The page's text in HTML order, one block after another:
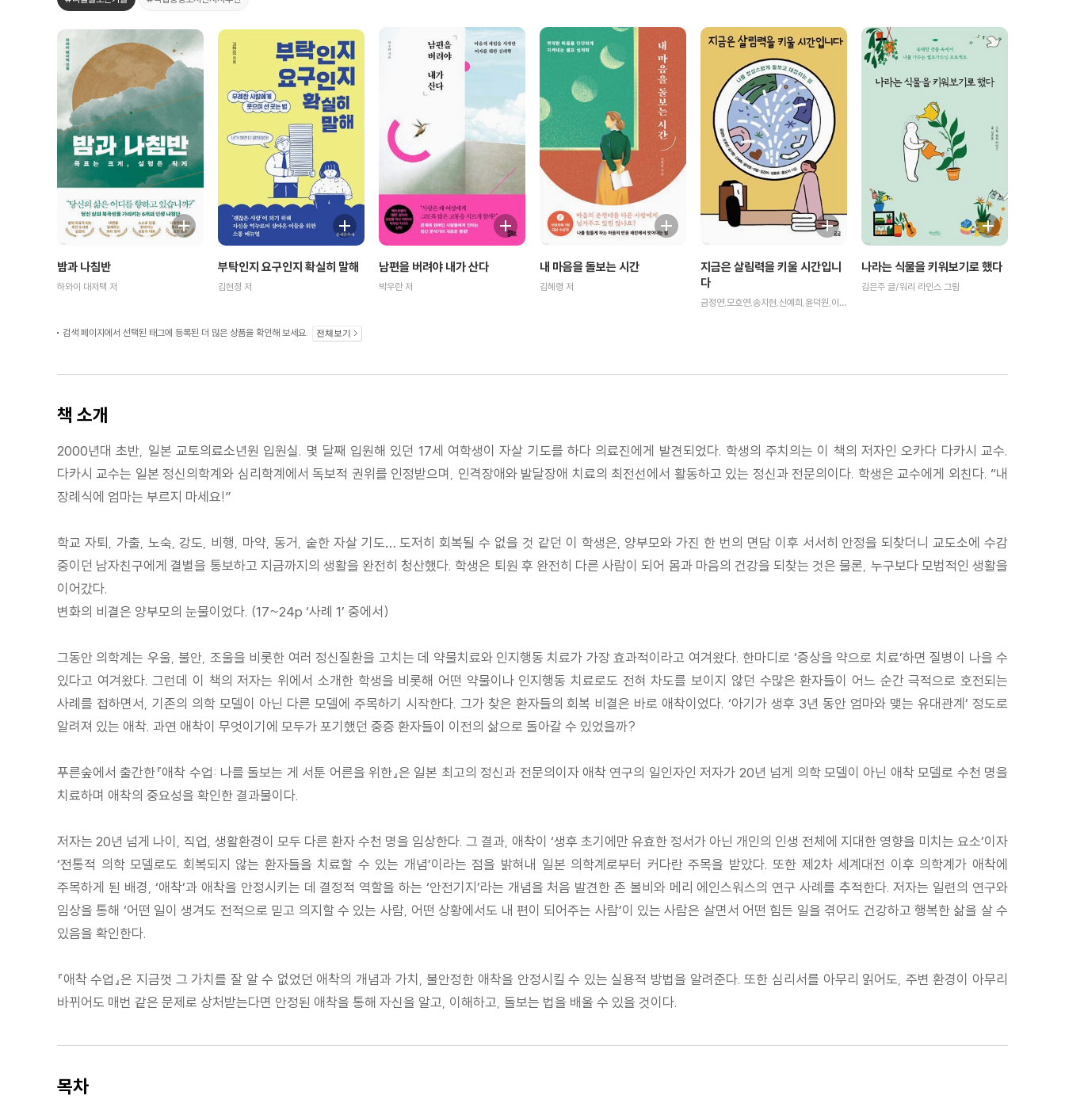
밤과 나침반
하와이 대저택 저
부탁인지 요구인지 확실히 말해
김현정 저
남편을 버려야 내가 산다
박우란 저
내 마음을 돌보는 시간
김혜령 저
지금은 살림력을 키울 시간입니
다
금정연,모호연,송지현,신예희,윤덕원,이랑,임진아,정용준,홍상지 공저
나라는 식물을 키워보기로 했다
김은주 글/워리 라인스 그림
검색 페이지에서 선택된 태그에 등록된 더 많은 상품을 확인해 보세요. 전체보기
책 소개
2000년대 초반, 일본 교토의료소년원 입원실. 몇 달째 입원해 있던 17세 여학생이 자살 기도를 하다 의료진에게 발견되었다. 학생의 주치의는 이 책의 저자인 오카다 다카시 교수.
다카시 교수는 일본 정신의학계와 심리학계에서 독보적 권위를 인정받으며, 인격장애와 발달장애 치료의 최전선에서 활동하고 있는 정신과 전문의이다. 학생은 교수에게 외친다. “내
장례식에 엄마는 부르지 마세요!”
학교 자퇴, 가출, 노숙, 강도, 비행, 마약, 동거, 숱한 자살 기도… 도저히 회복될 수 없을 것 같던 이 학생은, 양부모와 가진 한 번의 면담 이후 서서히 안정을 되찾더니 교도소에 수감
중이던 남자친구에게 결별을 통보하고 지금까지의 생활을 완전히 청산했다. 학생은 퇴원 후 완전히 다른 사람이 되어 몸과 마음의 건강을 되찾는 것은 물론, 누구보다 모범적인 생활을
이어갔다.
변화의 비결은 양부모의 눈물이었다. (17~24p ‘사례 1’ 중에서)
그동안 의학계는 우울, 불안, 조울을 비롯한 여러 정신질환을 고치는 데 약물치료와 인지행동 치료가 가장 효과적이라고 여겨왔다. 한마디로 ‘증상을 약으로 치료’하면 질병이 나을 수
있다고 여겨왔다. 그런데 이 책의 저자는 위에서 소개한 학생을 비롯해 어떤 약물이나 인지행동 치료로도 전혀 차도를 보이지 않던 수많은 환자들이 어느 순간 극적으로 호전되는
사례를 접하면서, 기존의 의학 모델이 아닌 다른 모델에 주목하기 시작한다. 그가 찾은 환자들의 회복 비결은 바로 애착이었다. ‘아기가 생후 3년 동안 엄마와 맺는 유대관계’ 정도로
알려져 있는 애착. 과연 애착이 무엇이기에 모두가 포기했던 중증 환자들이 이전의 삶으로 돌아갈 수 있었을까?
푸른숲에서 출간한『애착 수업: 나를 돌보는 게 서툰 어른을 위한』은 일본 최고의 정신과 전문의이자 애착 연구의 일인자인 저자가 20년 넘게 의학 모델이 아닌 애착 모델로 수천 명을
치료하며 애착의 중요성을 확인한 결과물이다.
저자는 20년 넘게 나이, 직업, 생활환경이 모두 다른 환자 수천 명을 임상한다. 그 결과, 애착이 ‘생후 초기에만 유효한 정서가 아닌 개인의 인생 전체에 지대한 영향을 미치는 요소’이자
‘전통적 의학 모델로도 회복되지 않는 환자들을 치료할 수 있는 개념’이라는 점을 밝혀내 일본 의학계로부터 커다란 주목을 받았다. 또한 제2차 세계대전 이후 의학계가 애착에
주목하게 된 배경, ‘애착’과 애착을 안정시키는 데 결정적 역할을 하는 ‘안전기지’라는 개념을 처음 발견한 존 볼비와 메리 에인스워스의 연구 사례를 추적한다. 저자는 일련의 연구와
임상을 통해 ‘어떤 일이 생겨도 전적으로 믿고 의지할 수 있는 사람, 어떤 상황에서도 내 편이 되어주는 사람’이 있는 사람은 살면서 어떤 힘든 일을 겪어도 건강하고 행복한 삶을 살 수
있음을 확인한다.
『애착 수업』은 지금껏 그 가치를 잘 알 수 없었던 애착의 개념과 가치, 불안정한 애착을 안정시킬 수 있는 실용적 방법을 알려준다. 또한 심리서를 아무리 읽어도, 주변 환경이 아무리
바뀌어도 매번 같은 문제로 상처받는다면 안정된 애착을 통해 자신을 알고, 이해하고, 돌보는 법을 배울 수 있을 것이다.
목차